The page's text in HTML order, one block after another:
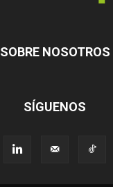
SOBRE NOSOTROS
SÍGUENOS